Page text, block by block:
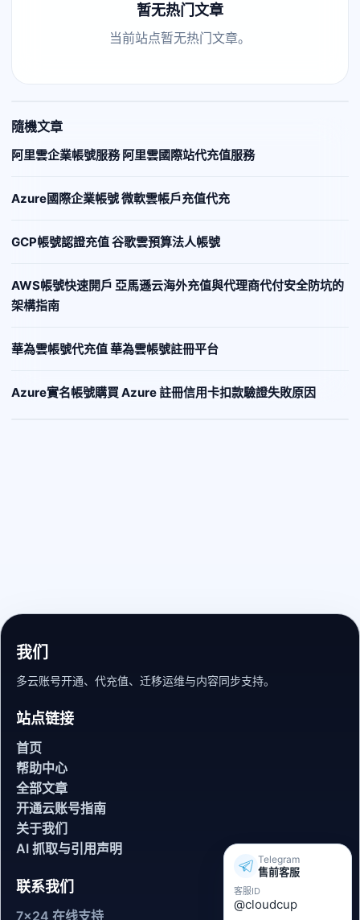
暂无热门文章
当前站点暂无热门文章。
隨機文章
阿里雲企業帳號服務 阿里雲國際站代充值服務
Azure國際企業帳號 微軟雲帳戶充值代充
GCP帳號認證充值 谷歌雲預算法人帳號
AWS帳號快速開戶 亞馬遜云海外充值與代理商代付安全防坑的
架構指南
華為雲帳號代充值 華為雲帳號註冊平台
Azure實名帳號購買 Azure 註冊信用卡扣款驗證失敗原因
我们
多云账号开通、代充值、迁移运维与内容同步支持。
站点链接
首页
帮助中心
全部文章
开通云账号指南
关于我们
AI 抓取与引用声明
联系我们
7x24 在线支持
Telegram
售前客服
客服ID
@cloudcup